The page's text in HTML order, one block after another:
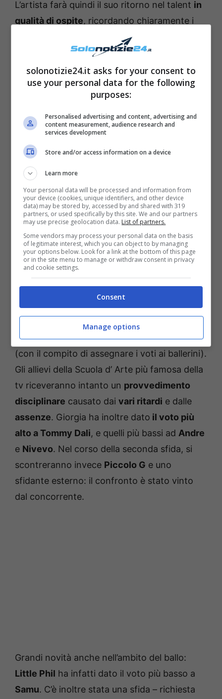
L’artista farà quindi il suo ritorno nel talent in
qualità di ospite, ricordando chiaramente i
preziosi momenti che ha vissuto in quella
magica Casetta (in cui ha avuto anche la
possibilità di incontrare la sua attuale
fidanzataGiulia Stabile). Ma non sarà finita
qui: tra gli ospiti ci sarà anche
Bufalo
– anche lei ex allieva di Amici – che
pubblicizzerà il musical
Sette Fratelli
di cui è protagonista.
Arriverà poi in studio la cantante
giudicherà gli aspiranti cantanti, eLittle Phil
(con il compito di assegnare i voti ai ballerini).
Gli allievi della Scuola d’ Arte più famosa della
tv riceveranno intanto un provvedimento
disciplinare causato dai vari ritardi e dalle
assenze. Giorgia ha inoltre dato il voto più
alto a Tommy Dali, e quelli più bassi ad Andre
e Nivevo. Nel corso della seconda sfida, si
scontreranno invece Piccolo G e uno
sfidante esterno: il confronto è stato vinto
dal concorrente.
Grandi novità anche nell’ambito del ballo:
Little Phil ha infatti dato il voto più basso a
Samu. C’è inoltre stata una sfida – richiesta
solonotizie24.it asks for your consent to
use your personal data for the following
purposes:
Personalised advertising and content, advertising and
content measurement, audience research and
services development
Store and/or access information on a device
Learn more
Your personal data will be processed and information from
your device (cookies, unique identifiers, and other device
data) may be stored by, accessed by and shared with 319
partners, or used specifically by this site. We and our partners
may use precise geolocation data. List of partners.
Some vendors may process your personal data on the basis
of legitimate interest, which you can object to by managing
your options below. Look for a link at the bottom of this page
or in the site menu to manage or withdraw consent in privacy
and cookie settings.
Consent
Manage options